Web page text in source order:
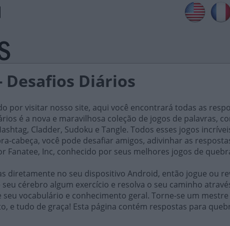
Diários
por visitar nosso site, aqui você encontrará todas as
é a nova e maravilhosa coleção de jogos de palavras,
Cladder, Sudoku e Tangle. Todos esses jogos
cabeça, você pode desafiar amigos, adivinhar as
Fanatee, Inc, conhecido por seus melhores jogos de
diretamente no seu dispositivo Android, então jogue ou
cérebro algum exercício e resolva o seu caminho
vocabulário e conhecimento geral. Torne-se um
e tudo de graça! Esta página contém respostas para